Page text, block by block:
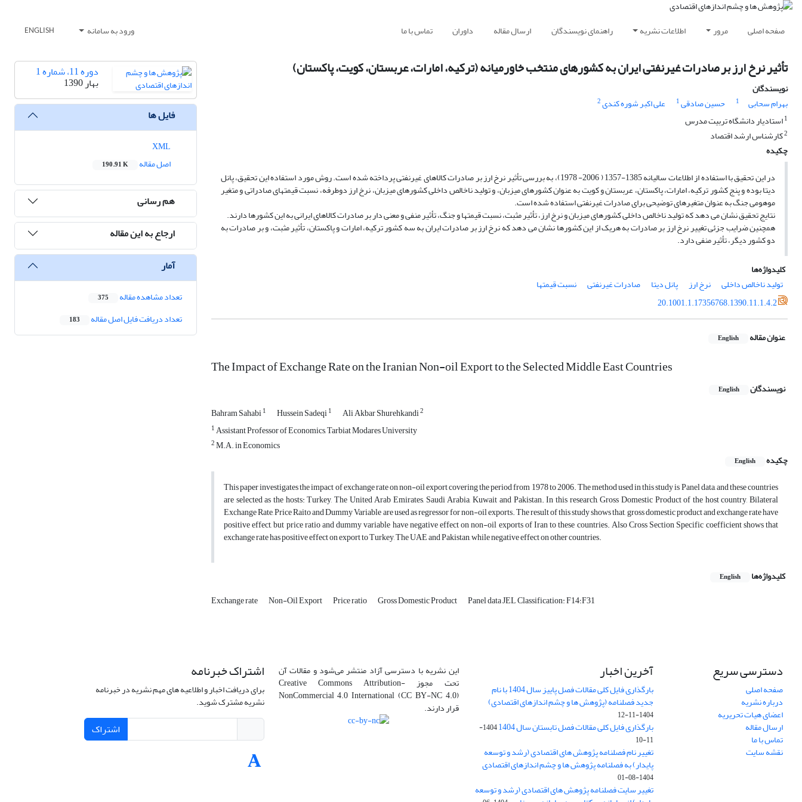
صفحه اصلی مرور اطلاعات نشریه راهنمای نویسندگان ارسال مقاله داوران تماس با ما ورود به سامانه ENGLISH
تأثیر نرخ ارز بر صادرات غیرنفتی ایران به کشورهای منتخب خاورمیانه (ترکیه، امارات، عربستان، کویت، پاکستان)
نویسندگان
بهرام سحابی
1 حسین صادقی1 علی اکبر شوره کندی2
1استادیار دانشگاه تربیت مدرس
2کارشناس ارشد اقتصاد
چکیده
در این تحقیق با استفاده از اطلاعات سالیانه 1385-1357 ( 2006- 1978)، به بررسی تأثیر نرخ ارز بر صادرات کالاهای غیرنفتی پرداخته شده است. روش مورد استفاده این تحقیق، پانل
دیتا بوده و پنج کشور ترکیه، امارات، پاکستان، عربستان و کویت به عنوان کشورهای میزبان، و تولید ناخالص داخلی کشورهای میزبان، نرخ ارز دوطرفه، نسبت قیمتهای صادراتی و متغیر
موهومی جنگ به عنوان متغیرهای توضیحی برای صادرات غیرنفتی استفاده شده است.
نتایج تحقیق نشان می دهد که تولید ناخالص داخلی کشورهای میزبان و نرخ ارز، تأثیر مثبت، نسبت قیمتها و جنگ، تأثیر منفی و معنی دار بر صادرات کالاهای ایرانی به این کشورها دارند.
همچنین ضرایب جزئی تغییر نرخ ارز بر صادرات به هریک از این کشورها نشان می دهد که نرخ ارز بر صادرات ایران به سه کشور ترکیه، امارات و پاکستان، تأثیر مثبت، و بر صادرات به
دو کشور دیگر، تأثیر منفی دارد.
کلیدواژه‌ها
تولید ناخالص داخلی
نرخ ارز پانل دیتا صادرات غیرنفتی
نسبت قیمتها
20.1001.1.17356768.1390.11.1.4.2
عنوان مقاله English
The Impact of Exchange Rate on the Iranian Non-oil Export to the Selected Middle East Countries
نویسندگان English
Bahram Sahabi1 Hussein Sadeqi1 Ali Akbar Shurehkandi2
1Assistant Professor of Economics, Tarbiat Modares University
2M.A. in Economics
چکیده
English
This paper investigates the impact of exchange rate on non-oil export covering the period from 1978 to 2006. The method used in this study is Panel data, and these countries
are selected as the hosts: Turkey, The United Arab Emirates, Saudi Arabia, Kuwait and Pakistan. In this research, Gross Domestic Product of the host country, Bilateral
Exchange Rate, Price Raito and Dummy Variable are used as regressor for non-oil exports. The result of this study shows that, gross domestic product and exchange rate have
positive effect, but price ratio and dummy variable have negative effect on non-oil exports of Iran to these countries. Also Cross Section Specific coefficient shows that
exchange rate has positive effect on export to Turkey, The UAE and Pakistan, while negative effect on other countries.
کلیدواژه‌ها English
Exchange rate Non-Oil Export Price ratio Gross Domestic Product Panel data JEL Classification: F14؛F31
دوره 11، شماره 1
بهار 1390
فایل ها
اصل مقاله
190.91 K
هم رسانی
ارجاع به این مقاله
آمار
تعداد مشاهده مقاله 375
تعداد دریافت فایل اصل مقاله 183
دسترسی سریع
صفحه اصلی
درباره نشریه
اعضای هیات تحریریه
ارسال مقاله
تماس با ما
نقشه سایت
آخرین اخبار
بارگذاری فایل کلی مقالات فصل پاییز سال 1404 با نام
جدید فصلنامه (پژوهش ها و چشم اندازهای اقتصادی)
1404-11-12
بارگذاری فایل کلی مقالات فصل تابستان سال 1404
1404-
11-10
تغییر نام فصلنامه پژوهش های اقتصادی (رشد و توسعه
پایدار) به فصلنامه پژوهش ها و چشم اندازهای اقتصادی
1404-08-01
تغییر سایت فصلنامه پژوهش های اقتصادی (رشد و توسعه
این نشریه با دسترسی آزاد منتشر می‌شود و مقالات آن
تحت مجوز Creative Commons Attribution-
NonCommercial 4.0 International (CC BY-NC 4.0)
قرار دارند.
اشتراک خبرنامه
برای دریافت اخبار و اطلاعیه های مهم نشریه در خبرنامه
نشریه مشترک شوید.
اشتراک